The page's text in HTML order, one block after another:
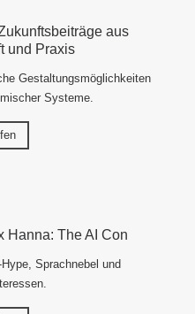
aus
und Praxis
Gestaltungsmöglichkeiten
Systeme.
Hanna: The AI Con
Sprachnebel und